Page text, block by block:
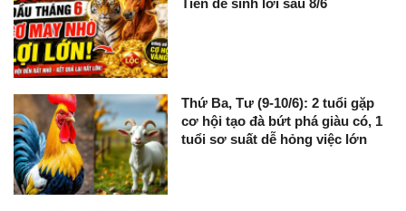
Tiền dễ sinh lời sau 8/6
Thứ Ba, Tư (9-10/6): 2 tuổi gặp
cơ hội tạo đà bứt phá giàu có, 1
tuổi sơ suất dễ hỏng việc lớn